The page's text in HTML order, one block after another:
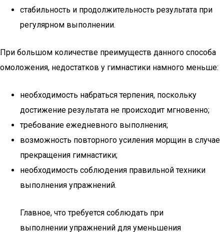
стабильность и продолжительность результата при
регулярном выполнении.
При большом количестве преимуществ данного способа
омоложения, недостатков у гимнастики намного меньше:
необходимость набраться терпения, поскольку
достижение результата не происходит мгновенно;
требование ежедневного выполнения;
возможность повторного усиления морщин в случае
прекращения гимнастики;
необходимость соблюдения правильной техники
выполнения упражнений.
Главное, что требуется соблюдать при
выполнении упражнений для уменьшения